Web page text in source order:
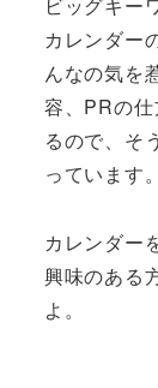
ビッグキー
カレンダー
んなの気を
容、PRの
るので、そ
っています。
カレンダー
興味のある
よ。